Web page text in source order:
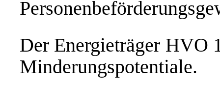
Der Energieträger HVO
Minderungspotentiale.